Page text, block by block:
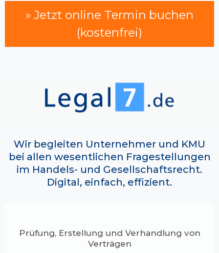
» Jetzt online Termin buchen
(kostenfrei)
Wir begleiten Unternehmer und KMU
bei allen wesentlichen Fragestellungen
im Handels- und Gesellschaftsrecht.
Digital, einfach, effizient.
Prüfung, Erstellung und Verhandlung von
Verträgen